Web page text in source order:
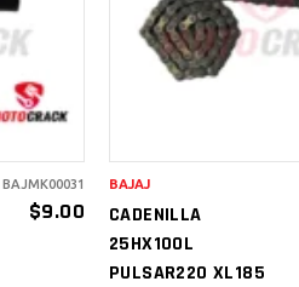
$9.00
BAJMK00031
CARRITO
CADENILLA
25HX100L
PULSAR220 XL185
BAJAJ